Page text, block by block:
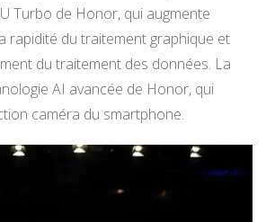
Turbo de Honor, qui augmente
rapidité du traitement graphique et
du traitement des données. La
AI avancée de Honor, qui
caméra du smartphone.